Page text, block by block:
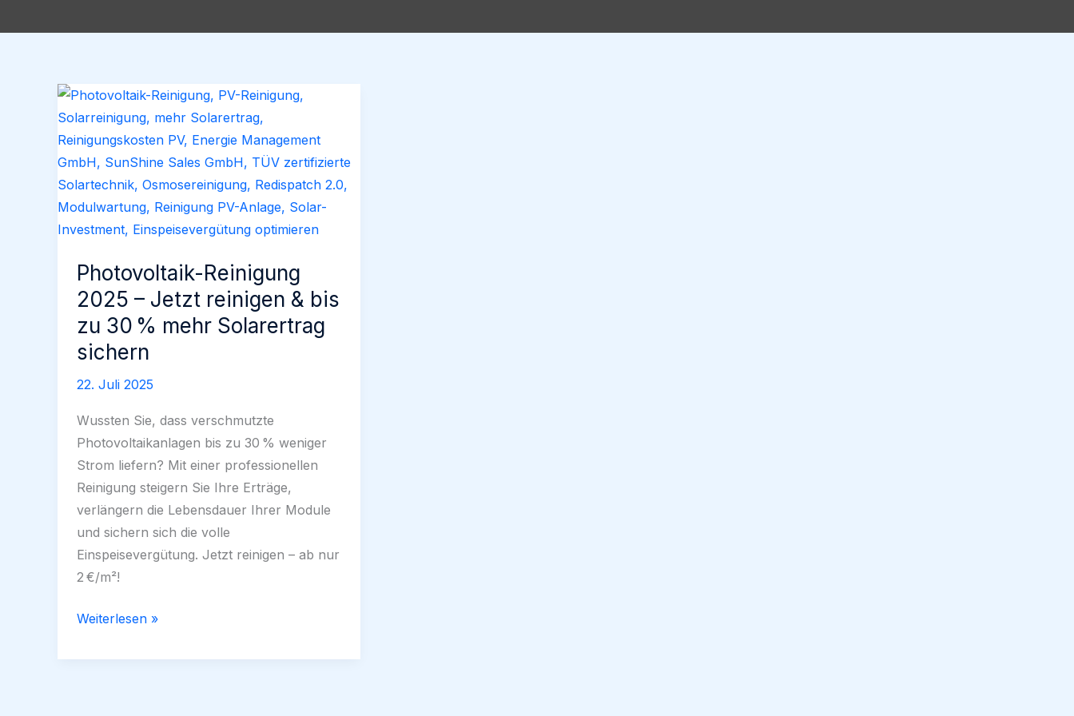
Photovoltaik-Reinigung
2025 – Jetzt reinigen & bis
zu 30 % mehr Solarertrag
sichern
22. Juli 2025
Wussten Sie, dass verschmutzte
Photovoltaikanlagen bis zu 30 % weniger
Strom liefern? Mit einer professionellen
Reinigung steigern Sie Ihre Erträge,
verlängern die Lebensdauer Ihrer Module
und sichern sich die volle
Einspeisevergütung. Jetzt reinigen – ab nur
2 €/m²!
Photovoltaik-
2025
Weiterlesen »